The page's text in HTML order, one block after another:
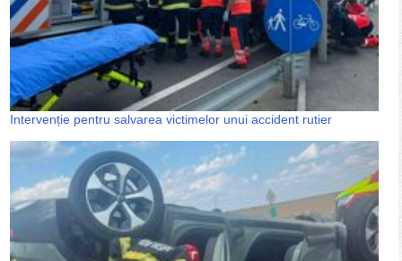
Intervenție pentru salvarea victimelor unui accident rutier